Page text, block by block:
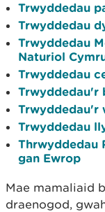
Trwyddedau
Trwyddedau
Trwyddedau
Naturiol
Trwyddedau
Trwyddedau'r
Trwyddedau'r
Trwyddedau
Thrwyddedau
gan Ewrop
Mae mamaliaid
draenogod,